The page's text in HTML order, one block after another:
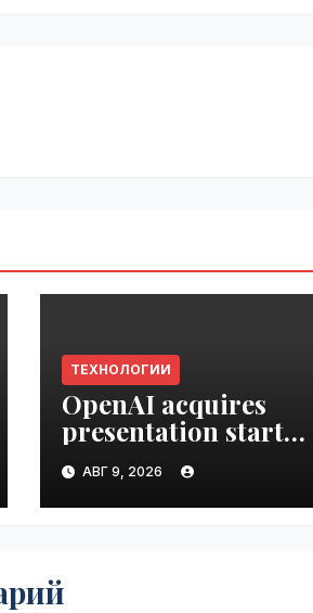
ТЕХНОЛОГИИ
OpenAI acquires
presentation startup
NextSlide |
VseTime.ru
АВГ 9, 2026